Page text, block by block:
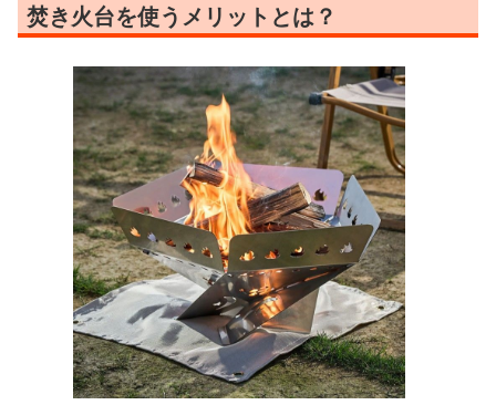
焚き火台を使うメリットとは？